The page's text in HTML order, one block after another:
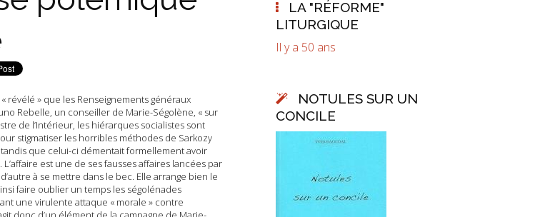
révélé » que les Renseignements généraux
Rebelle, un conseiller de Marie-Ségolène, « sur
de l’Intérieur, les hiérarques socialistes sont
stigmatiser les horribles méthodes de Sarkozy
que celui-ci démentait formellement avoir
est une de ses fausses affaires lancées par
à se mettre dans le bec. Elle arrange bien le
faire oublier un temps les ségolénades
une virulente attaque « morale » contre
LA "RÉFORME"
LITURGIQUE
Il y a 50 ans
NOTULES SUR UN
CONCILE